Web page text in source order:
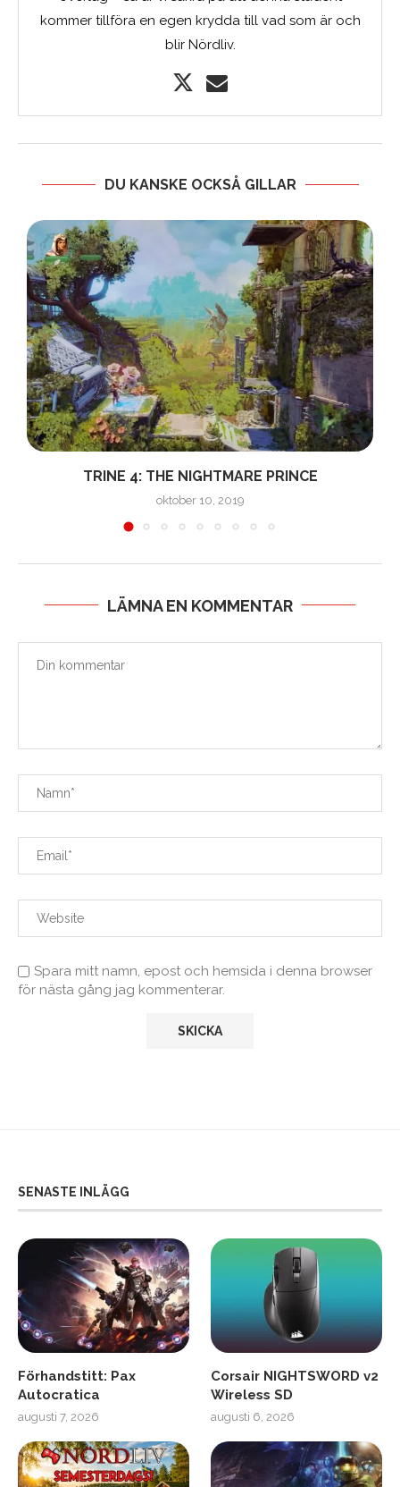
kommer tillföra en egen krydda till vad som är och
blir Nördliv.
DU KANSKE OCKSÅ GILLAR
TRINE 4: THE NIGHTMARE PRINCE
oktober 10, 2019
LÄMNA EN KOMMENTAR
Spara mitt namn, epost och hemsida i denna browser
för nästa gång jag kommenterar.
SENASTE INLÄGG
Förhandstitt: Pax
Autocratica
augusti 7, 2026
Corsair NIGHTSWORD v2
Wireless SD
augusti 6, 2026